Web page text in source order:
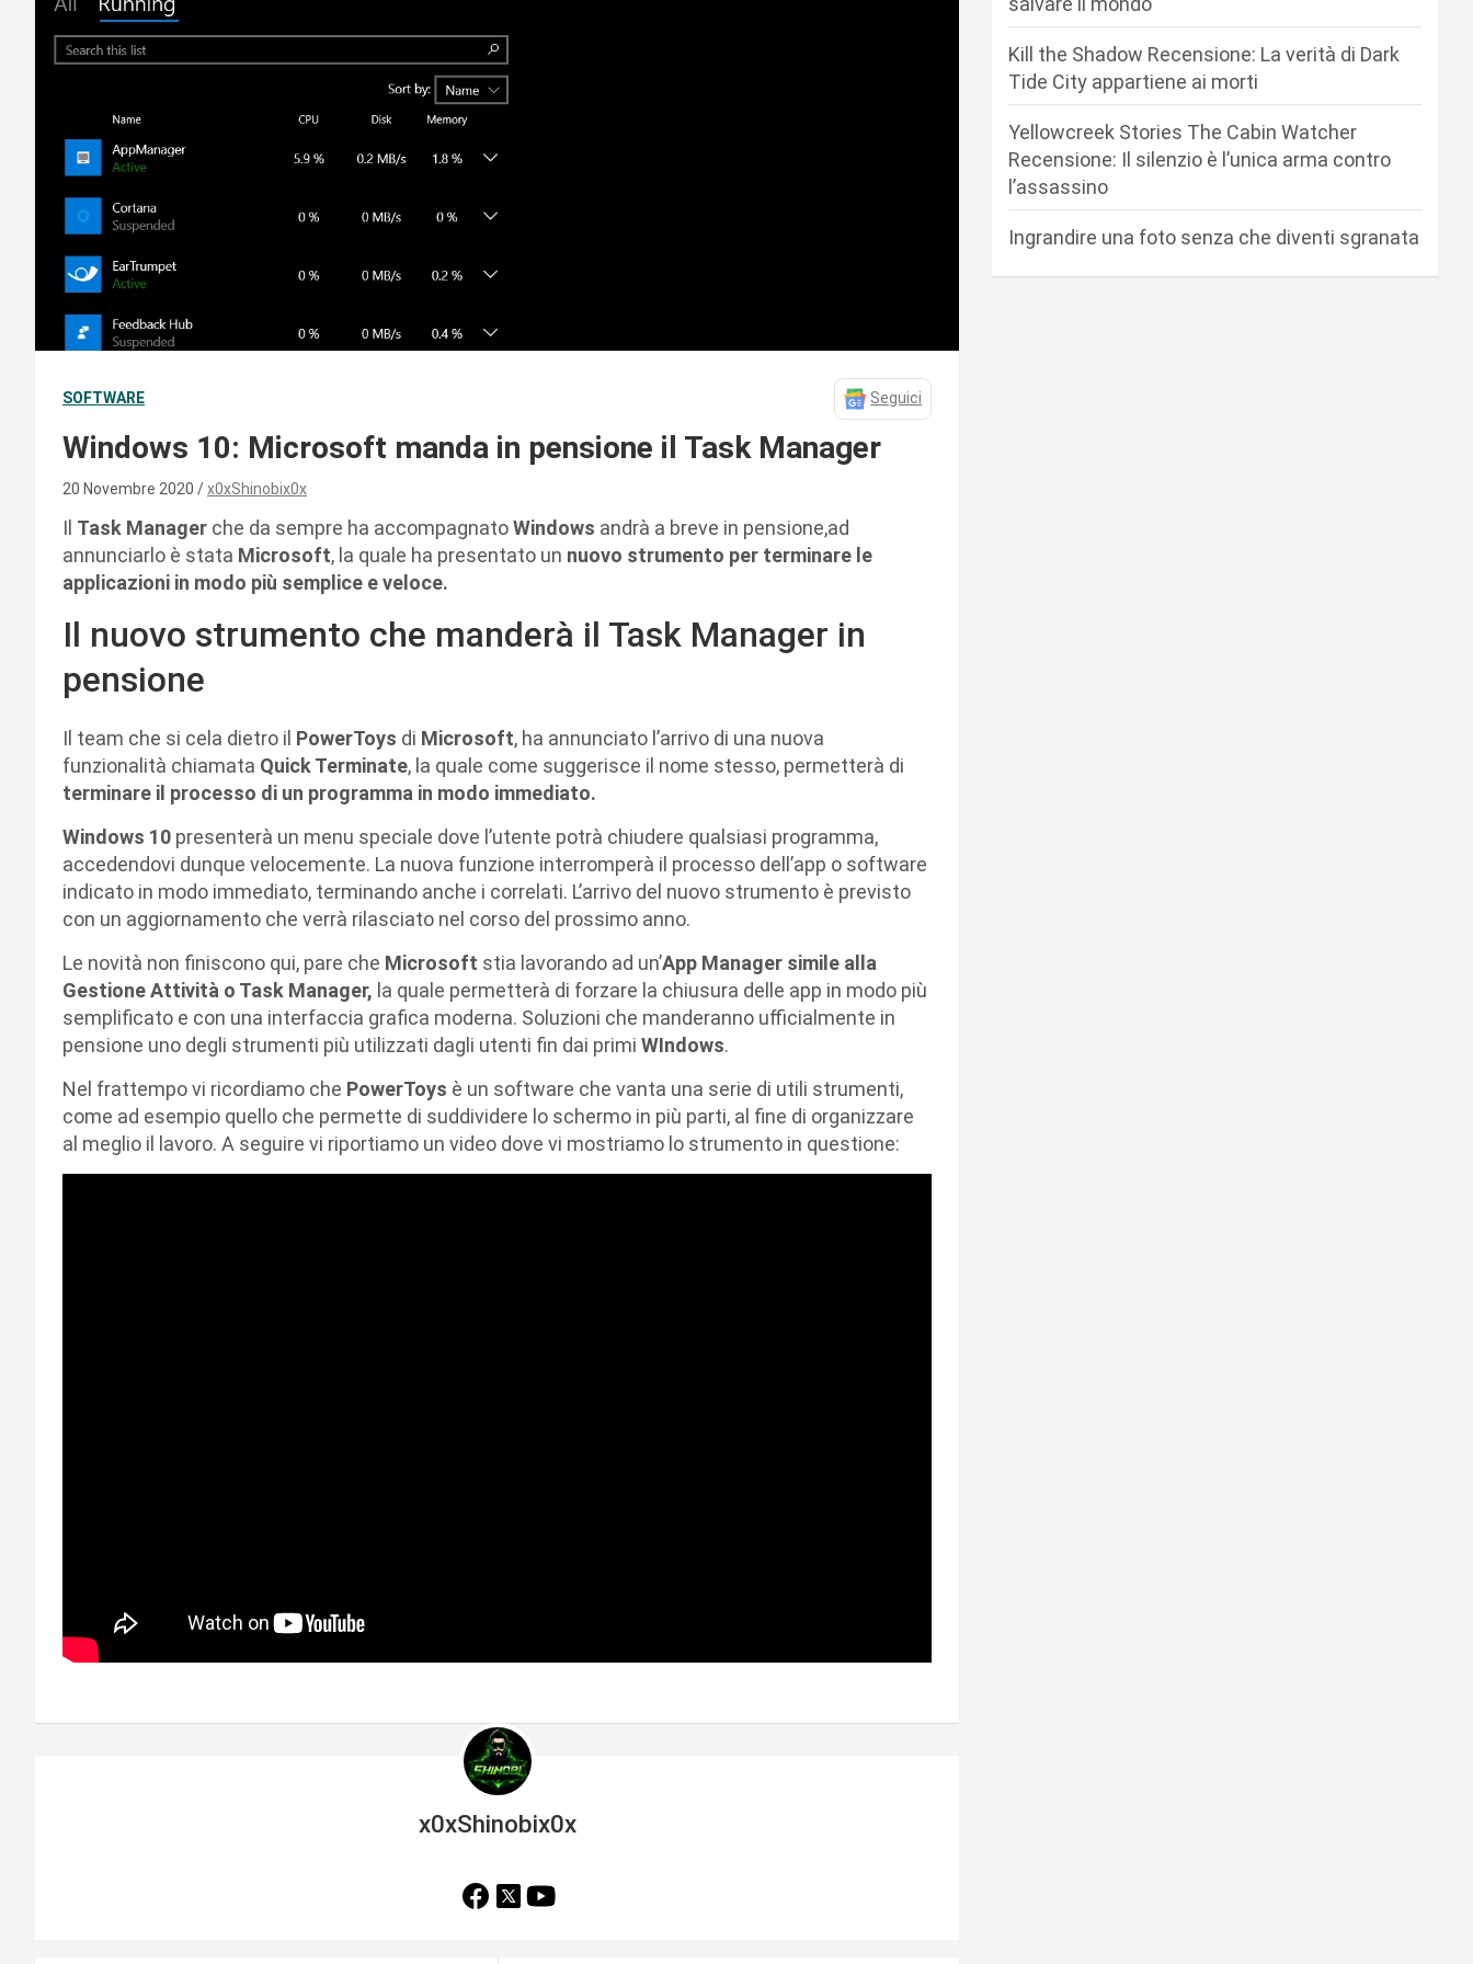
SOFTWARE Seguici
Windows 10: Microsoft manda in pensione il Task Manager
20 Novembre 2020 x0xShinobix0x
Il Task Manager che da sempre ha accompagnatoWindows andrà a breve in pensione,ad
annunciarlo è stata Microsoft, la quale ha presentato un nuovo strumento per terminare le
applicazioni in modo più semplice e veloce.
Il nuovo strumento che manderà il Task Manager in
pensione
Il team che si cela dietro il PowerToys di Microsoft, ha annunciato l’arrivo di una nuova
funzionalità chiamata Quick Terminate, la quale come suggerisce il nome stesso, permetterà di
terminare il processo di un programma in modo immediato.
Windows 10 presenterà un menu speciale dove l’utente potrà chiudere qualsiasi programma,
accedendovi dunque velocemente. La nuova funzione interromperà il processo dell’app o software
indicato in modo immediato, terminando anche i correlati. L’arrivo del nuovo strumento è previsto
con un aggiornamento che verrà rilasciato nel corso del prossimo anno.
Le novità non finiscono qui, pare che Microsoft stia lavorando ad un’App Manager simile alla
Gestione Attività o Task Manager, la quale permetterà di forzare la chiusura delle app in modo più
semplificato e con una interfaccia grafica moderna. Soluzioni che manderanno ufficialmente in
pensione uno degli strumenti più utilizzati dagli utenti fin dai primi WIndows.
Nel frattempo vi ricordiamo che PowerToys è un software che vanta una serie di utili strumenti,
come ad esempio quello che permette di suddividere lo schermo in più parti, al fine di organizzare
al meglio il lavoro. A seguire vi riportiamo un video dove vi mostriamo lo strumento in questione:
x0xShinobix0x
Kill the Shadow Recensione: La verità di Dark
Tide City appartiene ai morti
Yellowcreek Stories The Cabin Watcher
Recensione: Il silenzio è l’unica arma contro
l’assassino
Ingrandire una foto senza che diventi sgranata